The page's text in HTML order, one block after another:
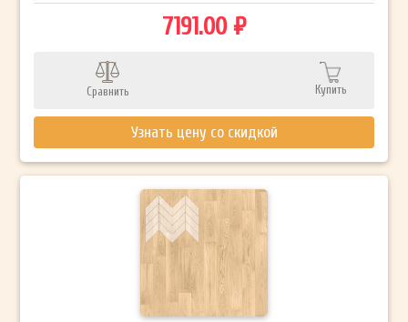
7191.00 ₽
Сравнить Купить
Узнать цену со скидкой